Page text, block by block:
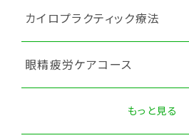
カイロプラクティック療法
眼精疲労ケアコース
もっと見る